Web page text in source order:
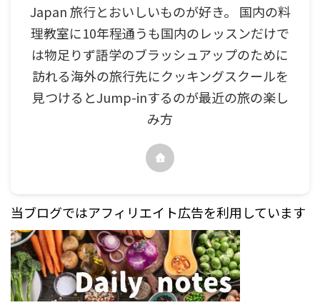
Japan 旅行とおいしいものが好き。 国内の料
理教室に10年程通うも国内のレッスンだけで
は物足りず語学のブラッシュアップのために
訪れる海外の旅行先にクッキングスクールを
見つけるとJump-inするのが最近の旅の楽し
み方
当ブログではアフィリエイト広告を利用しています